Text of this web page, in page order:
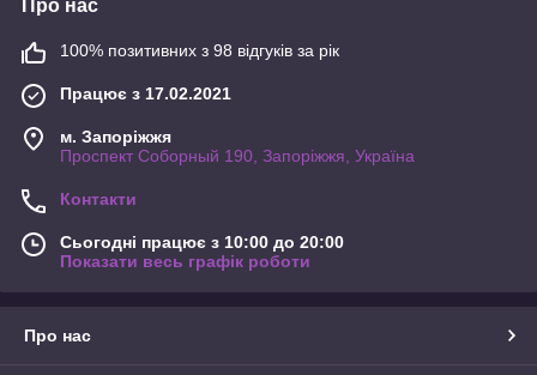
Про нас
100% позитивних з 98 відгуків за рік
Працює з 17.02.2021
м. Запоріжжя
Проспект Соборный 190, Запоріжжя, Україна
Контакти
Сьогодні працює з 10:00 до 20:00
Показати весь графік роботи
Про нас